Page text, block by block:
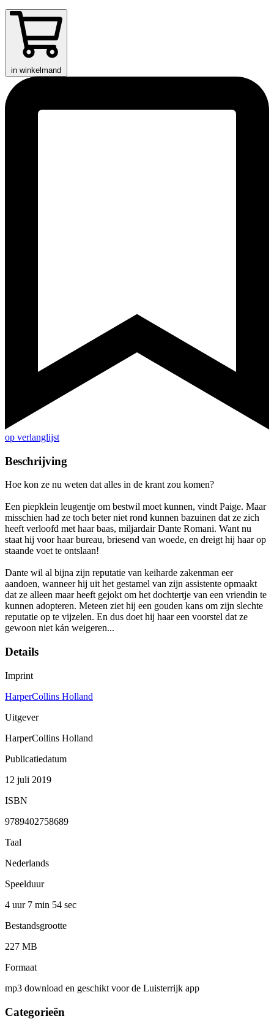
in winkelmand
op verlanglijst
Beschrijving
Hoe kon ze nu weten dat alles in de krant zou komen?
Een piepklein leugentje om bestwil moet kunnen, vindt Paige. Maar
misschien had ze toch beter niet rond kunnen bazuinen dat ze zich
heeft verloofd met haar baas, miljardair Dante Romani. Want nu
staat hij voor haar bureau, briesend van woede, en dreigt hij haar op
staande voet te ontslaan!
Dante wil al bijna zijn reputatie van keiharde zakenman eer
aandoen, wanneer hij uit het gestamel van zijn assistente opmaakt
dat ze alleen maar heeft gejokt om het dochtertje van een vriendin te
kunnen adopteren. Meteen ziet hij een gouden kans om zijn slechte
reputatie op te vijzelen. En dus doet hij haar een voorstel dat ze
gewoon niet kán weigeren...
Details
Imprint
HarperCollins Holland
Uitgever
HarperCollins Holland
Publicatiedatum
12 juli 2019
ISBN
9789402758689
Taal
Nederlands
Speelduur
4 uur 7 min 54 sec
Bestandsgrootte
227 MB
Formaat
mp3 download en geschikt voor de Luisterrijk app
Categorieën